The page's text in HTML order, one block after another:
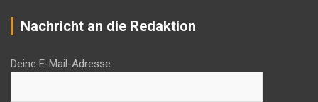
Nachricht an die Redaktion
Deine E-Mail-Adresse